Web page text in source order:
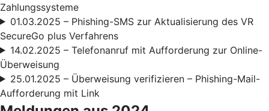
Zahlungssysteme
01.03.2025 – Phishing-SMS zur Aktualisierung des VR
SecureGo plus Verfahrens
14.02.2025 – Telefonanruf mit Aufforderung zur Online-
Überweisung
25.01.2025 – Überweisung verifizieren – Phishing-Mail-
Aufforderung mit Link